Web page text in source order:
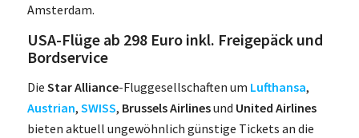
Amsterdam.
USA-Flüge ab 298 Euro inkl. Freigepäck und
Bordservice
Die Star Alliance-Fluggesellschaften um Lufthansa,
Austrian, SWISS, Brussels Airlinesund United Airlines
bieten aktuell ungewöhnlich günstige Tickets an die